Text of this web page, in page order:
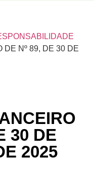
DE Nº 89, DE 30 DE
30 DE
2025